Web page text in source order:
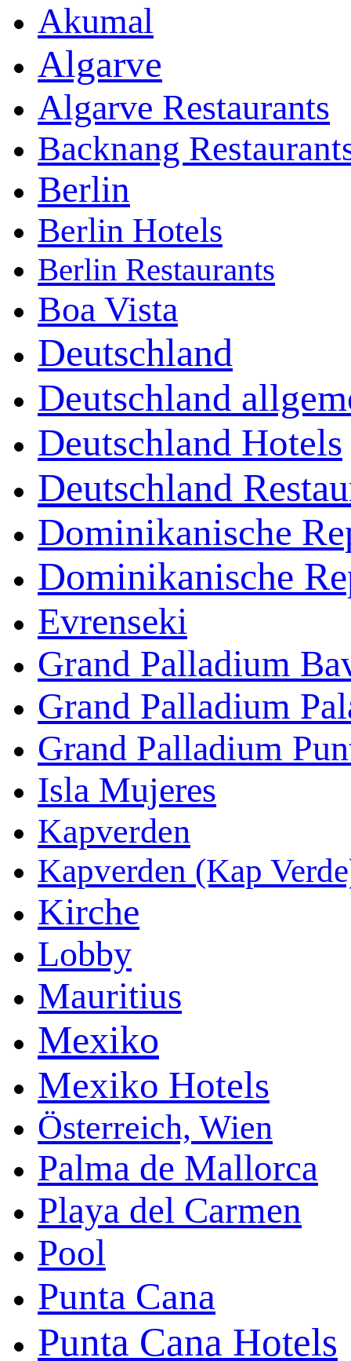
Akumal
Algarve
Algarve Restaurants
Backnang
Berlin
Berlin Hotels
Berlin Restaurants
Boa Vista
Deutschland
Deutschland
Deutschland Hotels
Deutschland
Dominikanische
Dominikanische
Evrenseki
Grand Palladium
Grand Palladium
Grand Palladium
Isla Mujeres
Kapverden
Kapverden (Kap
Kirche
Lobby
Mauritius
Mexiko
Mexiko Hotels
Österreich, Wien
Palma de Mallorca
Playa del Carmen
Pool
Punta Cana
Punta Cana Hotels